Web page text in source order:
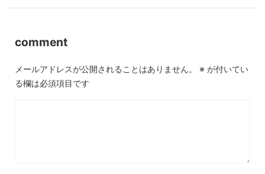
comment
メールアドレスが公開されることはありません。 ※ が付いてい
る欄は必須項目です